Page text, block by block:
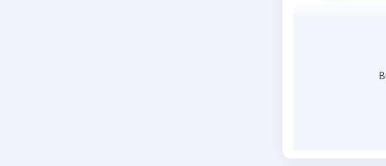
Reaksi
reaksi
Reaksi
mana